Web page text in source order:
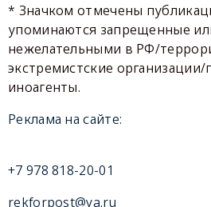
* Значком отмечены
упоминаются запрещенные
нежелательными в РФ/
экстремистские
иноагенты.
Реклама на сайте:
+7 978 818-20-01
rekforpost@ya.ru